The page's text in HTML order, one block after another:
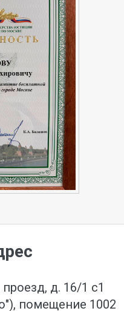
д. 16/1 с1
помещение 1002